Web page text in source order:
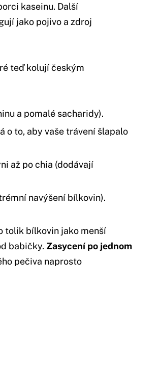
kaseinu. Další
jako pojivo a zdroj
teď kolují českým
a pomalé sacharidy).
o to, aby vaše trávení šlapalo
až po chia (dodávají
navýšení bílkovin).
tolik bílkovin jako menší
babičky. Zasycení po jednom
pečiva naprosto